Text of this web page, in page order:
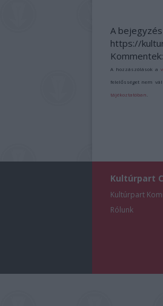
A
https://
Kommentek:
A hozzászólások a
felelősséget nem
tájékoztatóban
Kultúrpart
Kultúrpart
Rólunk